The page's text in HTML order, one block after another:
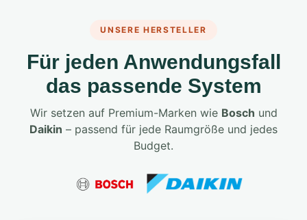
UNSERE HERSTELLER
Für jeden Anwendungsfall
das passende System
Wir setzen auf Premium-Marken wie Bosch und
Daikin – passend für jede Raumgröße und jedes
Budget.